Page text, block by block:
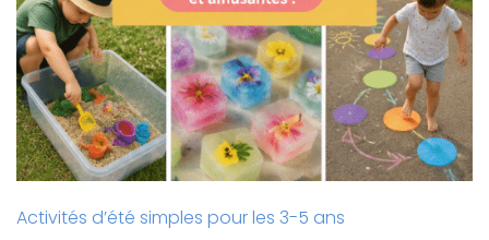
Activités d’été simples pour les 3-5 ans